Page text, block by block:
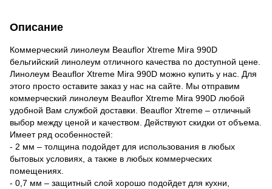
Описание
Коммерческий линолеум Beauflor Xtreme Mira 990D
бельгийский линолеум отличного качества по доступной цене.
Линолеум Beauflor Xtreme Mira 990D можно купить у нас. Для
этого просто оставите заказ у нас на сайте. Мы отправим
коммерческий линолеум Beauflor Xtreme Mira 990D любой
удобной Вам службой доставки. Beauflor Xtreme – отличный
выбор между ценой и качеством. Действуют скидки от объема.
Имеет ряд особенностей:
- 2 мм – толщина подойдет для использования в любых
бытовых условиях, а также в любых коммерческих
помещениях.
- 0,7 мм – защитный слой хорошо подойдет для кухни,